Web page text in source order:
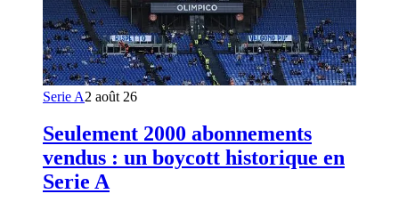
Serie A2 août 26
Seulement 2000 abonnements
vendus : un boycott historique en
Serie A